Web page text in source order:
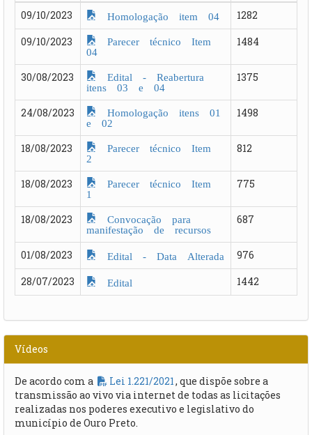
09/10/2023
Homologação item 04
1282
09/10/2023
Parecer técnico Item
04
1484
30/08/2023
Edital - Reabertura
itens 03 e 04
1375
24/08/2023
Homologação itens 01
e 02
1498
18/08/2023
Parecer técnico Item
2
812
18/08/2023
Parecer técnico Item
1
775
18/08/2023
Convocação para
manifestação de recursos
687
01/08/2023 Edital - Data Alterada
976
28/07/2023
Edital 1442
Vídeos
De acordo com a Lei 1.221/2021 , que dispõe sobre a
transmissão ao vivo via internet de todas as licitações
realizadas nos poderes executivo e legislativo do
município de Ouro Preto.